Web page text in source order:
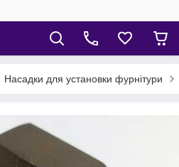
Насадки для установки фурнітури